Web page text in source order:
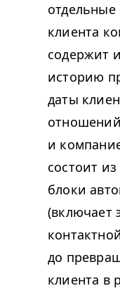
клиента
содержит
историю
даты
и
состоит
блоки
(включает
до
клиента в